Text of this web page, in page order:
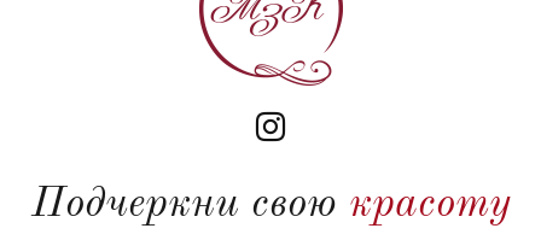
Подчеркни свою красоту